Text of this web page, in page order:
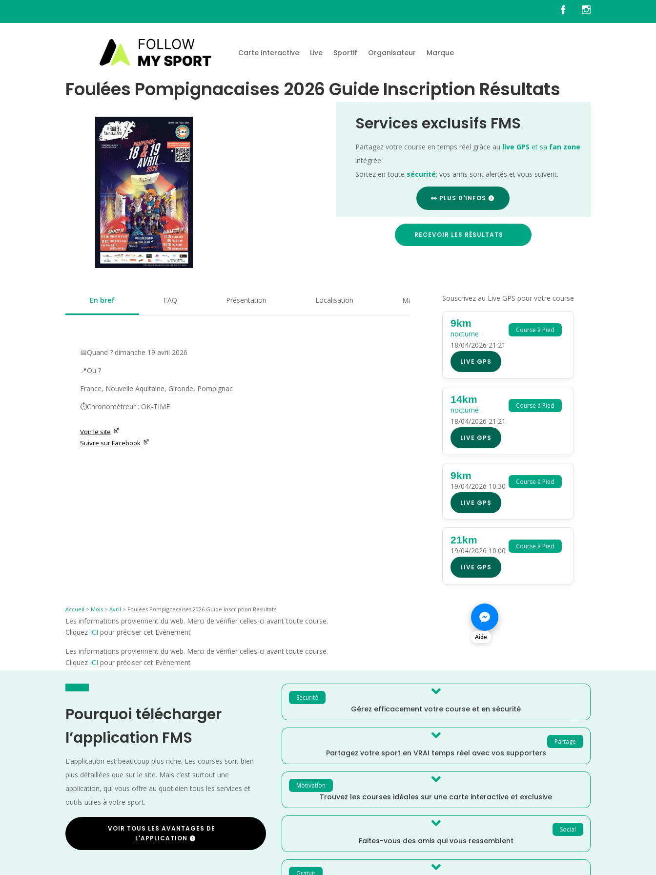
Carte Interactive Live Sportif Organisateur Marque
Foulées Pompignacaises 2026 Guide Inscription Résultats
Services exclusifs FMS
Partagez votre course en temps réel grâce au live GPS et sa fan zone
intégrée.
Sortez en toute sécurité; vos amis sont alertés et vous suivent.
👀 PLUS D'INFOS
RECEVOIR LES RÉSULTATS
En bref FAQ Présentation Localisation Medias
📅Quand ? dimanche 19 avril 2026
📍Où ?
France, Nouvelle Aquitaine, Gironde, Pompignac
⏱️Chronomètreur : OK-TIME
Voir le site
Suivre sur Facebook
Souscrivez au Live GPS pour votre course
Course à Pied
9km
nocturne
18/04/2026 21:21
LIVE GPS
Course à Pied
14km
nocturne
18/04/2026 21:21
LIVE GPS
Course à Pied
9km
19/04/2026 10:30
LIVE GPS
Course à Pied
21km
19/04/2026 10:00
LIVE GPS
Accueil > Mois >Avril > Foulées Pompignacaises 2026 Guide Inscription Résultats
Les informations proviennent du web. Merci de vérifier celles-ci avant toute course.
Cliquez ICI pour préciser cet Evènement
Les informations proviennent du web. Merci de vérifier celles-ci avant toute course.
Cliquez ICI pour préciser cet Evènement
Aide
Pourquoi télécharger
l’application FMS
L’application est beaucoup plus riche. Les courses sont bien
plus détaillées que sur le site. Mais c’est surtout une
application, qui vous offre au quotidien tous les services et
outils utiles à votre sport.
VOIR TOUS LES AVANTAGES DE
L'APPLICATION
Sécurité 
Gérez efficacement votre course et en sécurité
Partage

Partagez votre sport en VRAI temps réel avec vos supporters
Motivation 
Trouvez les courses idéales sur une carte interactive et exclusive
Social

Faites-vous des amis qui vous ressemblent
Gratuit 